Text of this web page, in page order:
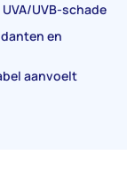
UVB-schade
en
aanvoelt